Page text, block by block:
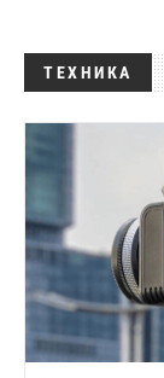
ТЕХНИКА